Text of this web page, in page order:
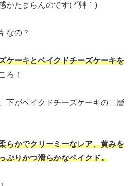
がたまらんのです( *´艸｀)
なの？
ケーキとベイクドチーズケーキを
ろ！
下がベイクドチーズケーキの二層
らかでクリーミーなレア、黄みを
ぷりかつ滑らかなベイクド。